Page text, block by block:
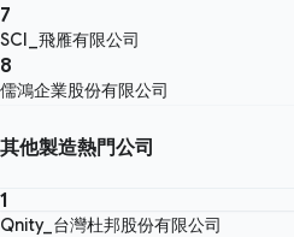
7
SCI_飛雁有限公司
8
儒鴻企業股份有限公司
其他製造熱門公司
1
Qnity_台灣杜邦股份有限公司